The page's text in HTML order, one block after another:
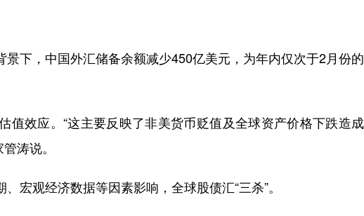
下，中国外汇储备余额减少450亿美元，为年内仅次于2月份的
效应。“这主要反映了非美货币贬值及全球资产价格下跌造成
涛说。
观经济数据等因素影响，全球股债汇“三杀”。